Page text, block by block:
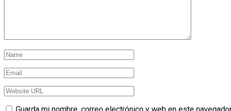
Guarda mi nombre, correo electrónico y web en este